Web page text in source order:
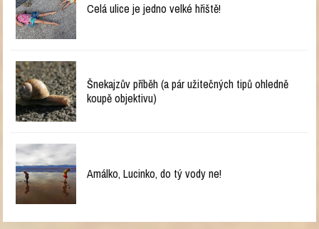
Celá ulice je jedno velké hřiště!
Šnekajzův příběh (a pár užitečných tipů ohledně
koupě objektivu)
Amálko, Lucinko, do tý vody ne!